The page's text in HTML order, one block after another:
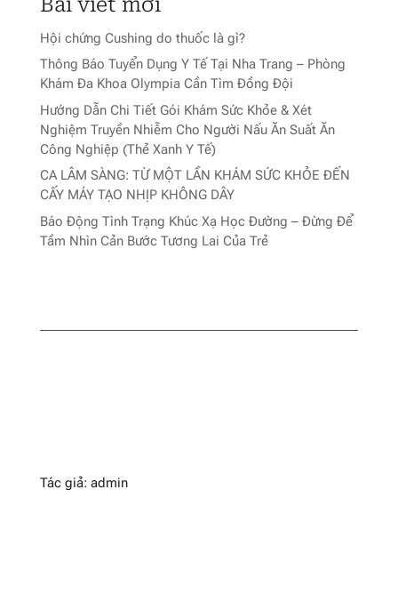
Hội chứng Cushing do thuốc là gì?
Thông Báo Tuyển Dụng Y Tế Tại Nha Trang – Phòng
Khám Đa Khoa Olympia Cần Tìm Đồng Đội
Hướng Dẫn Chi Tiết Gói Khám Sức Khỏe & Xét
Nghiệm Truyền Nhiễm Cho Người Nấu Ăn Suất Ăn
Công Nghiệp (Thẻ Xanh Y Tế)
CA LÂM SÀNG: TỪ MỘT LẦN KHÁM SỨC KHỎE ĐẾN
CẤY MÁY TẠO NHỊP KHÔNG DÂY
Báo Động Tình Trạng Khúc Xạ Học Đường – Đừng Để
Tầm Nhìn Cản Bước Tương Lai Của Trẻ
Tác giả: admin